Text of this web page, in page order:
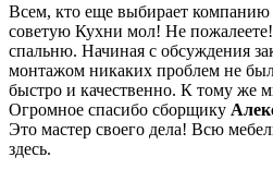
Всем, кто еще выбирает компанию
советую Кухни мол! Не
спальню. Начиная с обсуждения
монтажом никаких проблем не
быстро и качественно. К тому же
Огромное спасибо сборщику
Это мастер своего дела! Всю
здесь.